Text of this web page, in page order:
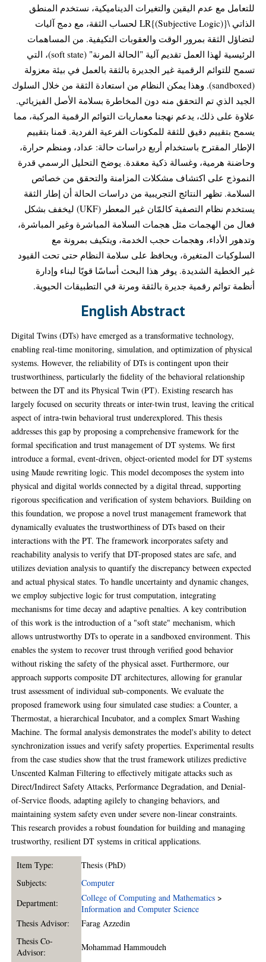
للتعامل مع عدم اليقين والتغيرات الديناميكية، نستخدم المنطق
الذاتي \LR{(Subjective Logic)} لحساب الثقة، مع دمج آليات
لتضاؤل الثقة بمرور الوقت والعقوبات التكيفية. من المساهمات
الرئيسية لهذا العمل تقديم آلية "الحالة المرنة" (soft state)، التي
تسمح للتوائم الرقمية غير الجديرة بالثقة بالعمل في بيئة معزولة
(sandboxed). وهذا يمكن النظام من استعادة الثقة من خلال السلوك
الجيد الذي تم التحقق منه دون المخاطرة بسلامة الأصل الفيزيائي.
علاوة على ذلك، يدعم نهجنا معماريات التوائم الرقمية المركبة، مما
يسمح بتقييم دقيق للثقة للمكونات الفرعية الفردية. قمنا بتقييم
الإطار المقترح باستخدام أربع دراسات حالة: عداد، ومنظم حرارة،
وحاضنة هرمية، وغسالة ذكية معقدة. يوضح التحليل الرسمي قدرة
النموذج على اكتشاف مشكلات المزامنة والتحقق من خصائص
السلامة. تظهر النتائج التجريبية من دراسات الحالة أن إطار الثقة
يستخدم نظام التصفية كالمّان غير المعطر (UKF) ليخفف بشكل
فعال من الهجمات مثل هجمات السلامة المباشرة وغير المباشرة،
وتدهور الأداء، وهجمات حجب الخدمة، ويتكيف بمرونة مع
السلوكيات المتغيرة، ويحافظ على سلامة النظام حتى تحت القيود
غير الخطية الشديدة. يوفر هذا البحث أساسًا قويًا لبناء وإدارة
أنظمة توائم رقمية جديرة بالثقة ومرنة في التطبيقات الحيوية.
English Abstract
Digital Twins (DTs) have emerged as a transformative technology,
enabling real-time monitoring, simulation, and optimization of physical
systems. However, the reliability of DTs is contingent upon their
trustworthiness, particularly the fidelity of the behavioral relationship
between the DT and its Physical Twin (PT). Existing research has
largely focused on security threats or inter-twin trust, leaving the critical
aspect of intra-twin behavioral trust underexplored. This thesis
addresses this gap by proposing a comprehensive framework for the
formal specification and trust management of DT systems. We first
introduce a formal, event-driven, object-oriented model for DT systems
using Maude rewriting logic. This model decomposes the system into
physical and digital worlds connected by a digital thread, supporting
rigorous specification and verification of system behaviors. Building on
this foundation, we propose a novel trust management framework that
dynamically evaluates the trustworthiness of DTs based on their
interactions with the PT. The framework incorporates safety and
reachability analysis to verify that DT-proposed states are safe, and
utilizes deviation analysis to quantify the discrepancy between expected
and actual physical states. To handle uncertainty and dynamic changes,
we employ subjective logic for trust computation, integrating
mechanisms for time decay and adaptive penalties. A key contribution
of this work is the introduction of a "soft state" mechanism, which
allows untrustworthy DTs to operate in a sandboxed environment. This
enables the system to recover trust through verified good behavior
without risking the safety of the physical asset. Furthermore, our
approach supports composite DT architectures, allowing for granular
trust assessment of individual sub-components. We evaluate the
proposed framework using four simulated case studies: a Counter, a
Thermostat, a hierarchical Incubator, and a complex Smart Washing
Machine. The formal analysis demonstrates the model's ability to detect
synchronization issues and verify safety properties. Experimental results
from the case studies show that the trust framework utilizes predictive
Unscented Kalman Filtering to effectively mitigate attacks such as
Direct/Indirect Safety Attacks, Performance Degradation, and Denial-
of-Service floods, adapting agilely to changing behaviors, and
maintaining system safety even under severe non-linear constraints.
This research provides a robust foundation for building and managing
trustworthy, resilient DT systems in critical applications.
Item Type:
Thesis (PhD)
Subjects:
Computer
Department:
College of Computing and Mathematics >
Information and Computer Science
Thesis Advisor:
Farag Azzedin
Thesis Co-
Advisor:
Mohammad Hammoudeh